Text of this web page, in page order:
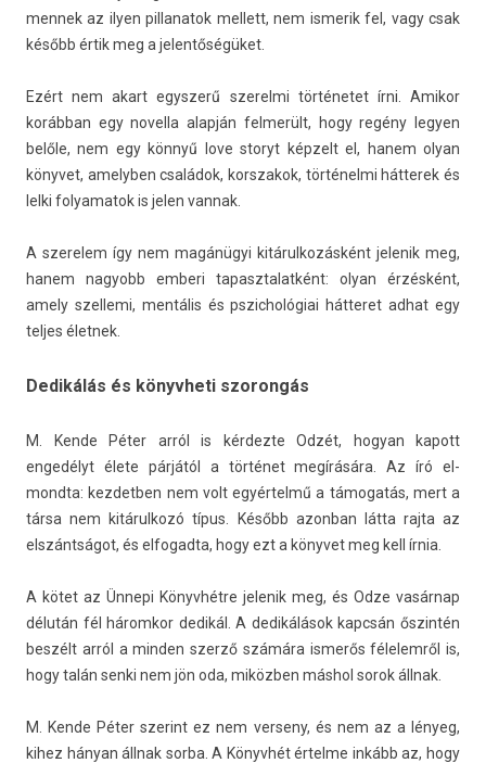
mennek az ilyen pil­lanatok mel­lett, nem is­merik fel, vagy csak
később értik meg a jelen­tőségüket.
Ezért nem akart egysz­erű szerel­mi történetet írni. Amikor
korábban egy novel­la alapján fel­merült, hogy regény legy­en
belőle, nem egy könnyű love storyt képzelt el, hanem olyan
könyvet, amelyb­en családok, korszakok, történelmi hát­terek és
lelki folyamatok is jelen van­nak.
A szerelem így nem magánügyi kitárul­kozás­ként jelenik meg,
hanem nagyobb em­beri tapasztalat­ként: olyan érzésként,
amely szel­lemi, mentális és pszic­hológiai hát­teret adhat egy
tel­jes élet­nek.
Dedikálás és könyvheti szorongás
M. Kende Péter arról is kér­dezte Odzét, hogyan kapott
engedélyt élete párjától a történet megírására. Az író el­
mondta: kez­detb­en nem volt egyértelmű a támogatás, mert a
társa nem kitárul­kozó típus. Később azon­ban látta rajta az
elszántságot, és el­fogad­ta, hogy ezt a könyvet meg kell írnia.
A kötet az Ünnepi Könyvhétre jelenik meg, és Odze vasárnap
délután fél három­kor dedikál. A dedikálások kapcsán őszintén
beszélt arról a mind­en szerző számára ismerős félelem­ről is,
hogy talán senki nem jön oda, miközben máshol sorok állnak.
M. Kende Péter szerint ez nem ver­seny, és nem az a lényeg,
kihez hányan állnak sorba. A Könyvhét értel­me inkább az, hogy